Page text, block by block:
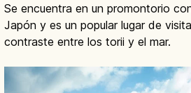
Se encuentra en un promontorio
Japón y es un popular lugar de
contraste entre los torii y el mar.